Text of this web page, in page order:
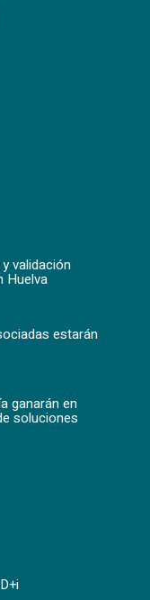
validación
Huelva
estarán
ganarán en
soluciones